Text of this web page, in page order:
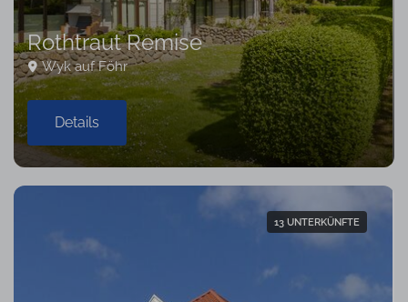
Rothtraut Remise
Wyk auf Föhr
Details
13 UNTERKÜNFTE